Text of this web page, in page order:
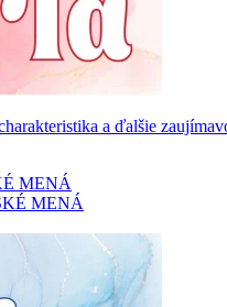
a ďalšie
MENÁ
MENÁ